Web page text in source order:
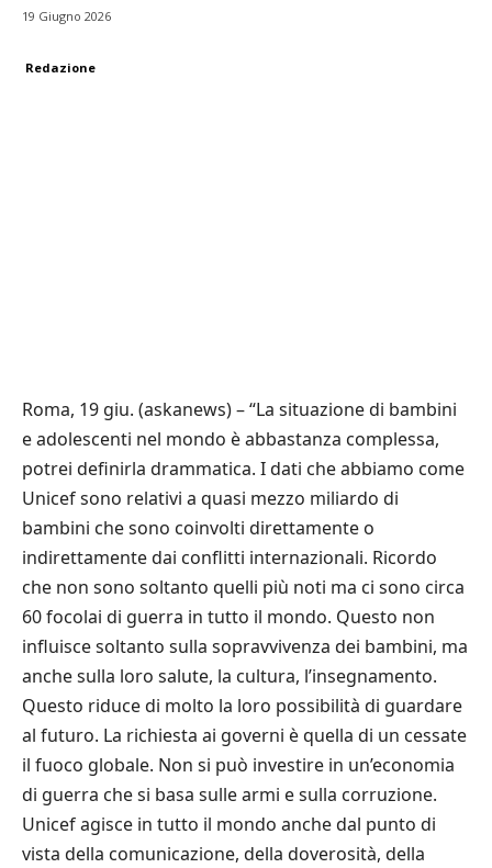
19 Giugno 2026
Redazione
Roma, 19 giu. (askanews) – “La situazione di bambini
e adolescenti nel mondo è abbastanza complessa,
potrei definirla drammatica. I dati che abbiamo come
Unicef sono relativi a quasi mezzo miliardo di
bambini che sono coinvolti direttamente o
indirettamente dai conflitti internazionali. Ricordo
che non sono soltanto quelli più noti ma ci sono circa
60 focolai di guerra in tutto il mondo. Questo non
influisce soltanto sulla sopravvivenza dei bambini, ma
anche sulla loro salute, la cultura, l’insegnamento.
Questo riduce di molto la loro possibilità di guardare
al futuro. La richiesta ai governi è quella di un cessate
il fuoco globale. Non si può investire in un’economia
di guerra che si basa sulle armi e sulla corruzione.
Unicef agisce in tutto il mondo anche dal punto di
vista della comunicazione, della doverosità, della